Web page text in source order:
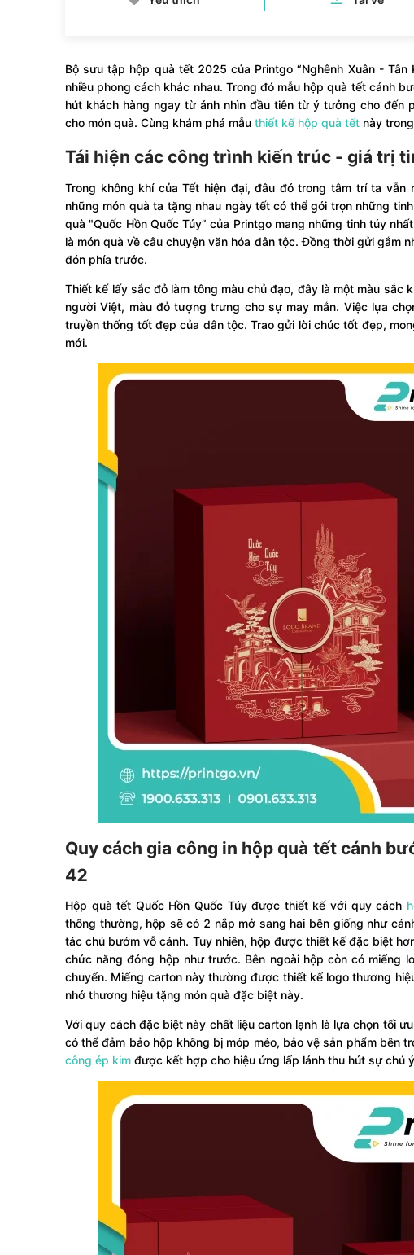
Bộ sưu tập hộp quà tết 2025 của Printgo “Nghênh Xuân -
nhiều phong cách khác nhau. Trong đó mẫu hộp quà tết cánh
hút khách hàng ngay từ ánh nhìn đầu tiên từ ý tưởng cho
cho món quà. Cùng khám phá mẫu thiết kế hộp quà tết này
Tái hiện các công trình kiến trúc - giá trị
Trong không khí của Tết hiện đại, đâu đó trong tâm trí ta
những món quà ta tặng nhau ngày tết có thể gói trọn những
quà "Quốc Hồn Quốc Túy” của Printgo mang những tinh túy
là món quà về câu chuyện văn hóa dân tộc. Đồng thời gửi gắm
đón phía trước.
Thiết kế lấy sắc đỏ làm tông màu chủ đạo, đây là một màu
người Việt, màu đỏ tượng trưng cho sự may mắn. Việc lựa
truyền thống tốt đẹp của dân tộc. Trao gửi lời chúc tốt đẹp,
mới.
Quy cách gia công in hộp quà tết cánh
42
Hộp quà tết Quốc Hồn Quốc Túy được thiết kế với quy cách
thông thường, hộp sẽ có 2 nắp mở sang hai bên giống như
tác chú bướm vỗ cánh. Tuy nhiên, hộp được thiết kế đặc biệt
chức năng đóng hộp như trước. Bên ngoài hộp còn có miếng
chuyển. Miếng carton này thường được thiết kế logo thương
nhớ thương hiệu tặng món quà đặc biệt này.
Với quy cách đặc biệt này chất liệu carton lạnh là lựa chọn tối
có thể đảm bảo hộp không bị móp méo, bảo vệ sản phẩm bên
công ép kim được kết hợp cho hiệu ứng lấp lánh thu hút sự chú